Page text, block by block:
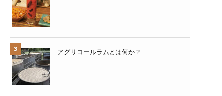
アグリコールラムとは何か？